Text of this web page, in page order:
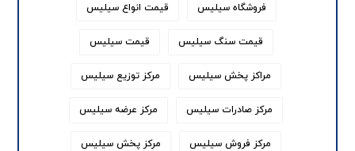
فروشگاه سیلیس قیمت انواع سیلیس
قیمت سنگ سیلیس قیمت سیلیس
مراکز پخش سیلیس مرکز توزیع سیلیس
مرکز صادرات سیلیس مرکز عرضه سیلیس
مرکز فروش سیلیس مرکز پخش سیلیس